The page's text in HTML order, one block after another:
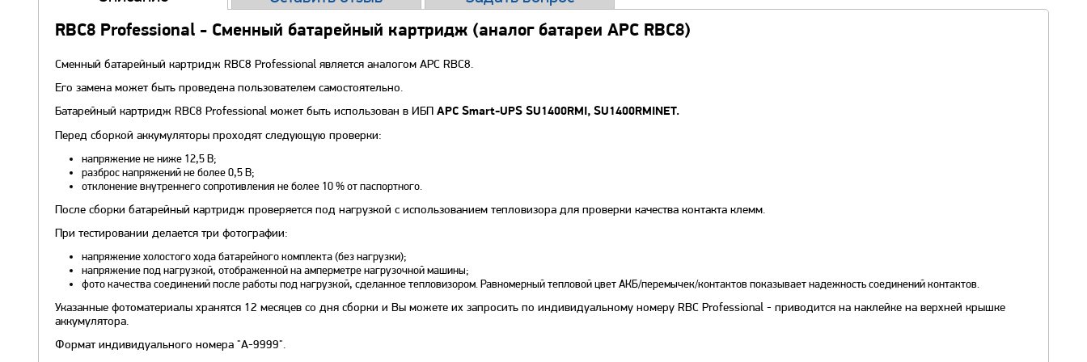
RBC8 Professional - Сменный батарейный картридж (аналог батареи APC RBC8)
Сменный батарейный картридж RBC8 Professional является аналогом APC RBC8.
Его замена может быть проведена пользователем самостоятельно.
Батарейный картридж RBC8 Professional может быть использован в ИБП APC Smart-UPS SU1400RMI, SU1400RMINET.
Перед сборкой аккумуляторы проходят следующую проверки:
напряжение не ниже 12,5 В;
разброс напряжений не более 0,5 В;
отклонение внутреннего сопротивления не более 10 % от паспортного.
После сборки батарейный картридж проверяется под нагрузкой с использованием тепловизора для проверки качества контакта клемм.
При тестировании делается три фотографии:
напряжение холостого хода батарейного комплекта (без нагрузки);
напряжение под нагрузкой, отображенной на амперметре нагрузочной машины;
фото качества соединений после работы под нагрузкой, сделанное тепловизором. Равномерный тепловой цвет АКБ/перемычек/контактов показывает надежность соединений контактов.
Указанные фотоматериалы хранятся 12 месяцев со дня сборки и Вы можете их запросить по индивидуальному номеру RBC Professional - приводится на наклейке на верхней крышке
аккумулятора.
Формат индивидуального номера "А-9999".